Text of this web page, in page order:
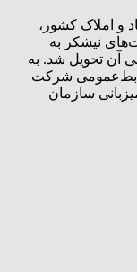
و املاک کشور،
نیشکر به
آن تحویل شد. به
شرکت
سازمان